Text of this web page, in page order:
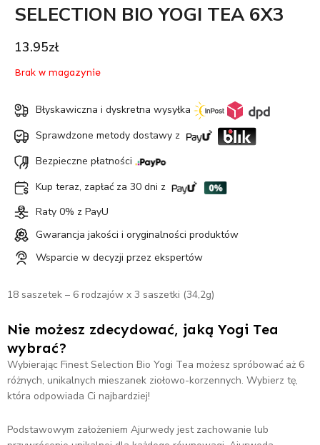
SELECTION BIO YOGI TEA 6X3
13.95zł
Brak w magazynie
Błyskawiczna i dyskretna wysyłka
Sprawdzone metody dostawy z
Bezpieczne płatności
Kup teraz, zapłać za 30 dni z
Raty 0% z PayU
Gwarancja jakości i oryginalności produktów
Wsparcie w decyzji przez ekspertów
18 saszetek – 6 rodzajów x 3 saszetki (34,2g)
Nie możesz zdecydować, jaką Yogi Tea
wybrać?
Wybierając Finest Selection Bio Yogi Tea możesz spróbować aż 6
różnych, unikalnych mieszanek ziołowo-korzennych. Wybierz tę,
która odpowiada Ci najbardziej!
Podstawowym założeniem Ajurwedy jest zachowanie lub